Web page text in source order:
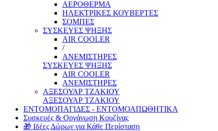
ΑΕΡΟΘΕΡΜΑ
ΗΛΕΚΤΡΙΚΕΣ ΚΟΥΒΕΡΤΕΣ
ΣΟΜΠΕΣ
ΣΥΣΚΕΥΕΣ ΨΗΞΗΣ
AIR COOLER
/
ΑΝΕΜΙΣΤΗΡΕΣ
ΣΥΣΚΕΥΕΣ ΨΗΞΗΣ
AIR COOLER
ΑΝΕΜΙΣΤΗΡΕΣ
ΑΞΕΣΟΥΑΡ ΤΖΑΚΙΟΥ
ΑΞΕΣΟΥΑΡ ΤΖΑΚΙΟΥ
ΕΝΤΟΜΟΠΑΓΙΔΕΣ - ΕΝΤΟΜΟΑΠΩΘΗΤΙΚΑ
Συσκευές & Οργάνωση Κουζίνας
🎁 Ιδέες Δώρων για Κάθε Περίσταση